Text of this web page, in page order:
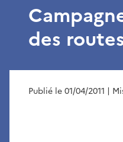
des
Publié le 01/04/2011 |